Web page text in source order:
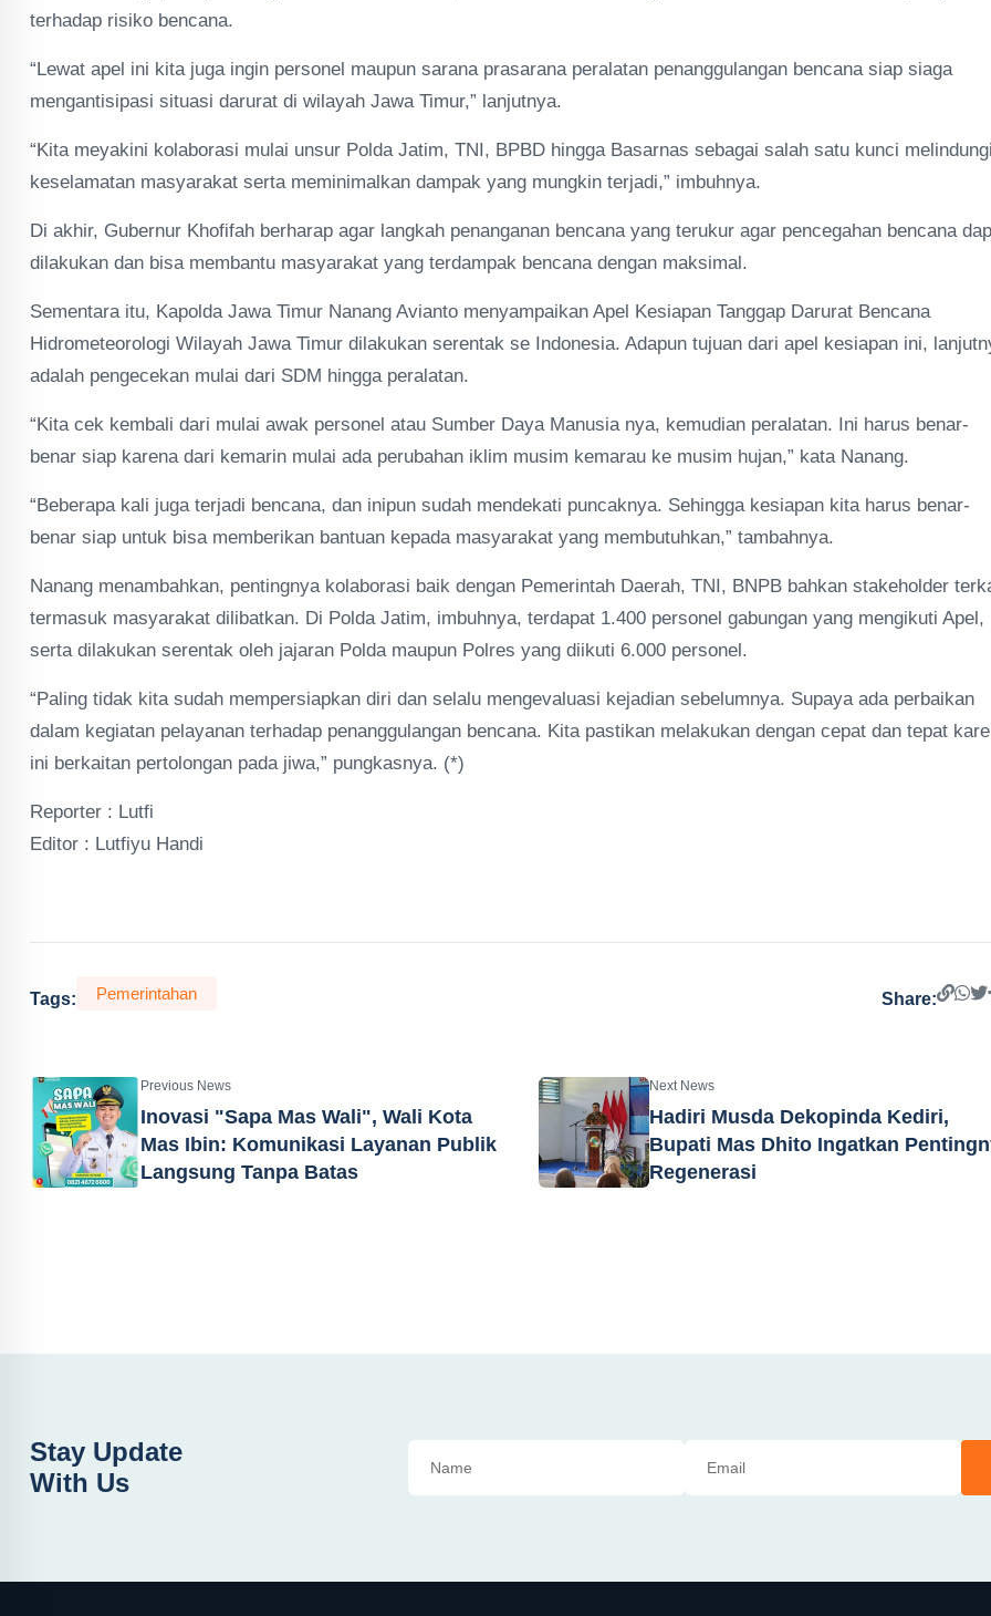
terhadap risiko bencana.
“Lewat apel ini kita juga ingin personel maupun sarana prasarana peralatan penanggulangan bencana siap siaga
mengantisipasi situasi darurat di wilayah Jawa Timur,” lanjutnya.
“Kita meyakini kolaborasi mulai unsur Polda Jatim, TNI, BPBD hingga Basarnas sebagai salah satu kunci
keselamatan masyarakat serta meminimalkan dampak yang mungkin terjadi,” imbuhnya.
Di akhir, Gubernur Khofifah berharap agar langkah penanganan bencana yang terukur agar pencegahan bencana
dilakukan dan bisa membantu masyarakat yang terdampak bencana dengan maksimal.
Sementara itu, Kapolda Jawa Timur Nanang Avianto menyampaikan Apel Kesiapan Tanggap Darurat Bencana
Hidrometeorologi Wilayah Jawa Timur dilakukan serentak se Indonesia. Adapun tujuan dari apel kesiapan ini,
adalah pengecekan mulai dari SDM hingga peralatan.
“Kita cek kembali dari mulai awak personel atau Sumber Daya Manusia nya, kemudian peralatan. Ini harus benar-
benar siap karena dari kemarin mulai ada perubahan iklim musim kemarau ke musim hujan,” kata Nanang.
“Beberapa kali juga terjadi bencana, dan inipun sudah mendekati puncaknya. Sehingga kesiapan kita harus benar-
benar siap untuk bisa memberikan bantuan kepada masyarakat yang membutuhkan,” tambahnya.
Nanang menambahkan, pentingnya kolaborasi baik dengan Pemerintah Daerah, TNI, BNPB bahkan stakeholder
termasuk masyarakat dilibatkan. Di Polda Jatim, imbuhnya, terdapat 1.400 personel gabungan yang mengikuti Apel,
serta dilakukan serentak oleh jajaran Polda maupun Polres yang diikuti 6.000 personel.
“Paling tidak kita sudah mempersiapkan diri dan selalu mengevaluasi kejadian sebelumnya. Supaya ada perbaikan
dalam kegiatan pelayanan terhadap penanggulangan bencana. Kita pastikan melakukan dengan cepat dan tepat
ini berkaitan pertolongan pada jiwa,” pungkasnya. (*)
Reporter : Lutfi
Editor : Lutfiyu Handi
Tags: Pemerintahan Share:
Previous News
Inovasi "Sapa Mas Wali", Wali Kota
Mas Ibin: Komunikasi Layanan Publik
Langsung Tanpa Batas
Next News
Hadiri Musda Dekopinda Kediri,
Bupati Mas Dhito Ingatkan
Regenerasi
Stay Update
With Us